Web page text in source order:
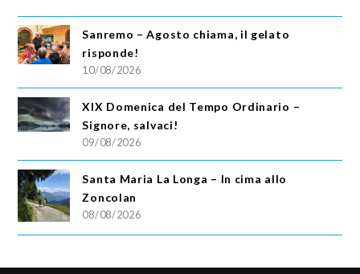
Sanremo – Agosto chiama, il gelato
risponde!
10/08/2026
XIX Domenica del Tempo Ordinario –
Signore, salvaci!
09/08/2026
Santa Maria La Longa – In cima allo
Zoncolan
08/08/2026